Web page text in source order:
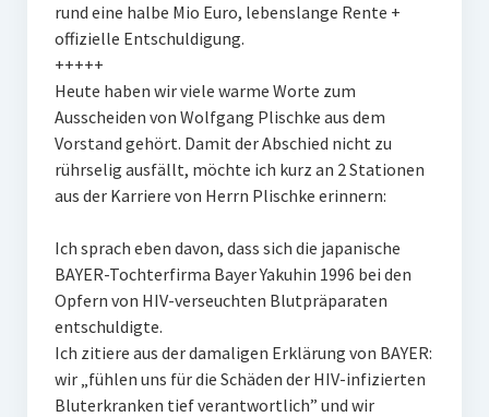
rund eine halbe Mio Euro, lebenslange Rente +
offizielle Entschuldigung.
+++++
Heute haben wir viele warme Worte zum
Ausscheiden von Wolfgang Plischke aus dem
Vorstand gehört. Damit der Abschied nicht zu
rührselig ausfällt, möchte ich kurz an 2 Stationen
aus der Karriere von Herrn Plischke erinnern:
Ich sprach eben davon, dass sich die japanische
BAYER-Tochterfirma Bayer Yakuhin 1996 bei den
Opfern von HIV-verseuchten Blutpräparaten
entschuldigte.
Ich zitiere aus der damaligen Erklärung von BAYER:
wir „fühlen uns für die Schäden der HIV-infizierten
Bluterkranken tief verantwortlich” und wir